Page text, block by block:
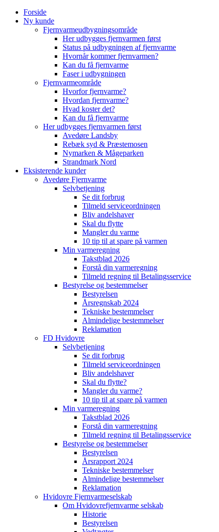
Skip
Forside
Ny kunde
Fjernvarmeudbygningsområde
Her udbygges fjernvarmen først
Status på udbygningen af fjernvarme
Hvornår kommer fjernvarmen?
Kan du få fjernvarme
Faser i udbygningen
Fjernvarmeområde
Hvorfor fjernvarme?
Hvordan fjernvarme?
Hvad koster det?
Kan du få fjernvarme
Her udbygges fjernvarmen først
Avedøre Landsby
Rebæk syd & Præstemosen
Nymarken & Mågeparken
Strandmark Nord
Eksisterende kunder
Avedøre Fjernvarme
Selvbetjening
Se dit forbrug
Tilmeld serviceordningen
Bliv andelshaver
Skal du flytte
Mangler du varme
10 tip til at spare på varmen
Min varmeregning
Takstblad 2026
Forstå din varmeregning
Tilmeld regning til Betalingsservice
Bestyrelse og bestemmelser
Bestyrelsen
Årsregnskab 2024
Tekniske bestemmelser
Almindelige bestemmelser
Reklamation
FD Hvidovre
Selvbetjening
Se dit forbrug
Tilmeld serviceordningen
Bliv andelshaver
Skal du flytte?
Mangler du varme?
10 tip til at spare på varmen
Min varmeregning
Takstblad 2026
Forstå din varmeregning
Tilmeld regning til Betalingsservice
Bestyrelse og bestemmelser
Bestyrelsen
Årsrapport 2024
Tekniske bestemmelser
Almindelige bestemmelser
Reklamation
Hvidovre Fjernvarmeselskab
Om Hvidovrefjernvarme selskab
Historie
Bestyrelsen